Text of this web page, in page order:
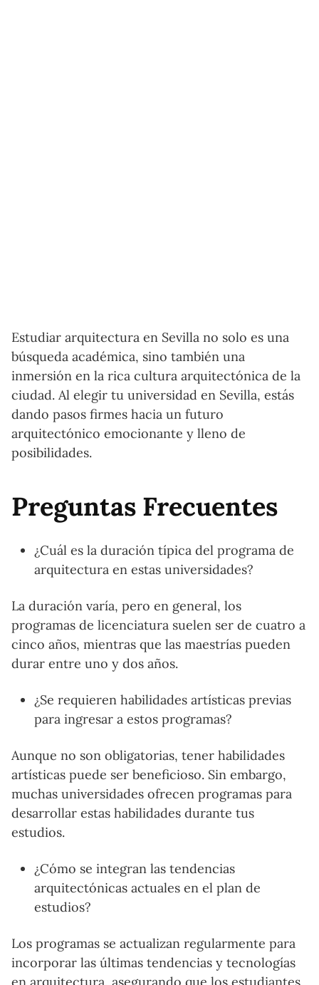
Estudiar arquitectura en Sevilla no solo es una
búsqueda académica, sino también una
inmersión en la rica cultura arquitectónica de la
ciudad. Al elegir tu universidad en Sevilla, estás
dando pasos firmes hacia un futuro
arquitectónico emocionante y lleno de
posibilidades.
Preguntas Frecuentes
¿Cuál es la duración típica del programa de
arquitectura en estas universidades?
La duración varía, pero en general, los
programas de licenciatura suelen ser de cuatro a
cinco años, mientras que las maestrías pueden
durar entre uno y dos años.
¿Se requieren habilidades artísticas previas
para ingresar a estos programas?
Aunque no son obligatorias, tener habilidades
artísticas puede ser beneficioso. Sin embargo,
muchas universidades ofrecen programas para
desarrollar estas habilidades durante tus
estudios.
¿Cómo se integran las tendencias
arquitectónicas actuales en el plan de
estudios?
Los programas se actualizan regularmente para
incorporar las últimas tendencias y tecnologías